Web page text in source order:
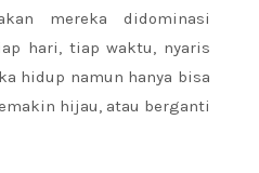
mereka didominasi
hari, tiap waktu, nyaris
hidup namun hanya bisa
hijau, atau berganti